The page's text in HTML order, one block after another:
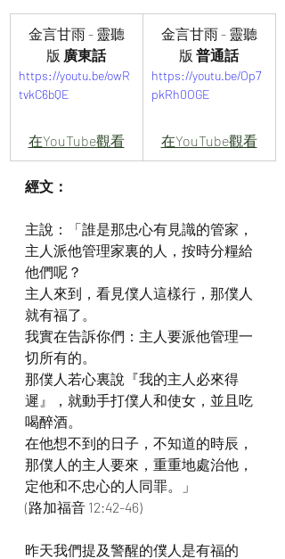
金言甘雨 - 靈聽
版 廣東話
https://youtu.be/owR
tvkC6bQE
在YouTube觀看
金言甘雨 - 靈聽
版 普通話
https://youtu.be/Op7
pkRh0OGE
在YouTube觀看
經文：
主說：「誰是那忠心有見識的管家，
主人派他管理家裏的人，按時分糧給
他們呢？
主人來到，看見僕人這樣行，那僕人
就有福了。
我實在告訴你們：主人要派他管理一
切所有的。
那僕人若心裏說『我的主人必來得
遲』，就動手打僕人和使女，並且吃
喝醉酒。
在他想不到的日子，不知道的時辰，
那僕人的主人要來，重重地處治他，
定他和不忠心的人同罪。」
(路加福音 12:42-46)
昨天我們提及警醒的僕人是有福的